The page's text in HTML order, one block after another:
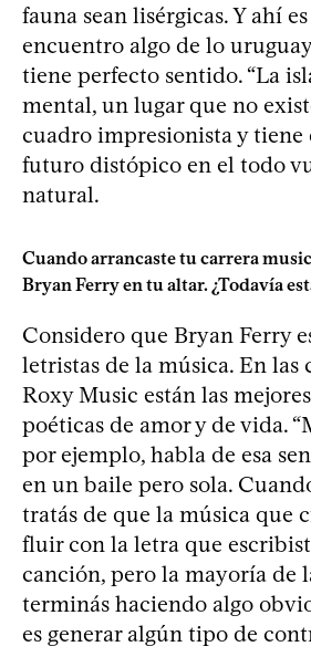
fauna sean lisérgicas. Y ahí
encuentro algo de lo
tiene perfecto sentido. “La
mental, un lugar que no
cuadro impresionista y tiene
futuro distópico en el todo
natural.
Cuando arrancaste tu carrera
Bryan Ferry en tu altar. ¿Todavía
Considero que Bryan Ferry
letristas de la música. En las
Roxy Music están las
poéticas de amor y de vida.
por ejemplo, habla de esa
en un baile pero sola.
tratás de que la música que
fluir con la letra que
canción, pero la mayoría de
terminás haciendo algo
es generar algún tipo de